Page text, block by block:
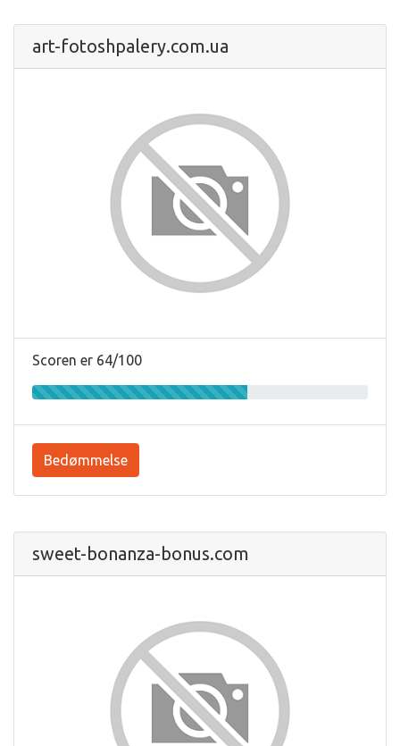
art-fotoshpalery.com.ua
Scoren er 64/100
Bedømmelse
sweet-bonanza-bonus.com